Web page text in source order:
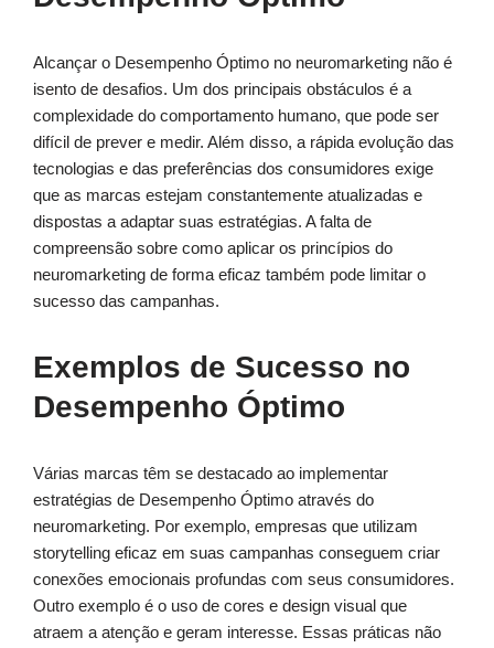
Alcançar o Desempenho Óptimo no neuromarketing não é
isento de desafios. Um dos principais obstáculos é a
complexidade do comportamento humano, que pode ser
difícil de prever e medir. Além disso, a rápida evolução das
tecnologias e das preferências dos consumidores exige
que as marcas estejam constantemente atualizadas e
dispostas a adaptar suas estratégias. A falta de
compreensão sobre como aplicar os princípios do
neuromarketing de forma eficaz também pode limitar o
sucesso das campanhas.
Exemplos de Sucesso no
Desempenho Óptimo
Várias marcas têm se destacado ao implementar
estratégias de Desempenho Óptimo através do
neuromarketing. Por exemplo, empresas que utilizam
storytelling eficaz em suas campanhas conseguem criar
conexões emocionais profundas com seus consumidores.
Outro exemplo é o uso de cores e design visual que
atraem a atenção e geram interesse. Essas práticas não